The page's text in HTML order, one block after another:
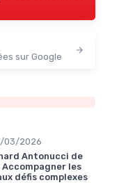
sur Google
03/2026
Antonucci de
Accompagner les
défis complexes